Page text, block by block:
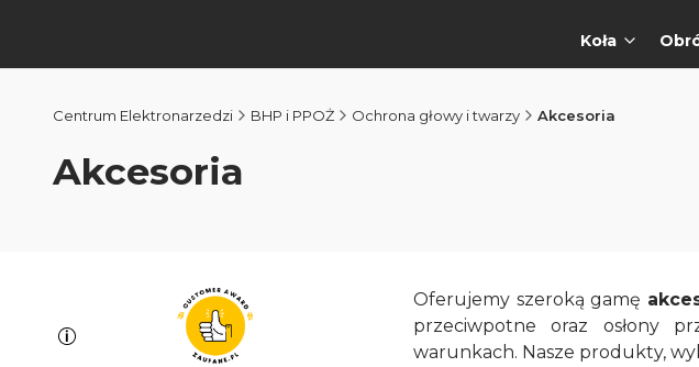
Koła
Centrum Elektronarzedzi BHP i PPOŻ Ochrona głowy i twarzy Akcesoria
Akcesoria
Oferujemy szeroką gamę
przeciwpotne oraz osłony
warunkach. Nasze produkty,